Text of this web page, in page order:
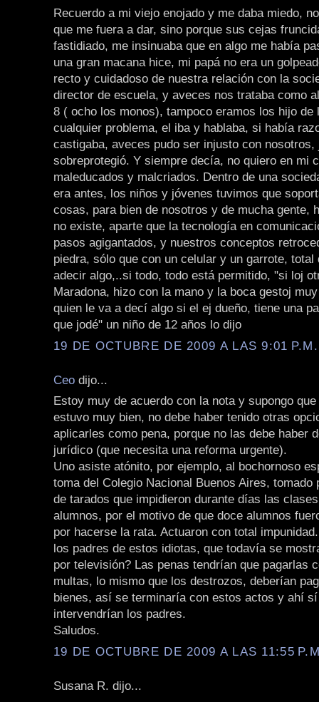
Recuerdo a mi viejo enojado y me daba miedo,
que me fuera a dar, sino porque sus cejas
fastidiado, me insinuaba que en algo me había
una gran macana hice, mi papá no era un
recto y cuidadoso de nuestra relación con la
director de escuela, y aveces nos trataba como
8 ( ocho los monos), tampoco eramos los hijo de
cualquier problema, el iba y hablaba, si había
castigaba, aveces pudo ser injusto con nosotros,
sobreprotegió. Y siempre decía, no quiero en mi
maleducados y malcriados. Dentro de una
era antes, los niños y jóvenes tuvimos que
cosas, para bien de nosotros y de mucha gente,
no existe, aparte que la tecnología en
pasos agigantados, y nuestros conceptos
piedra, sólo que con un celular y un garrote, total
adecir algo,..si todo, todo está permitido, "si loj
Maradona, hizo con la mano y la boca gestoj
quien le va a decí algo si el ej dueño, tiene una
que jodé" un niño de 12 años lo dijo
19 DE OCTUBRE DE 2009 A LAS 9:01 P.M.
Ceo dijo...
Estoy muy de acuerdo con la nota y supongo
estuvo muy bien, no debe haber tenido otras
aplicarles como pena, porque no las debe haber
jurídico (que necesita una reforma urgente).
Uno asiste atónito, por ejemplo, al bochornoso
toma del Colegio Nacional Buenos Aires, tomado
de tarados que impidieron durante días las
alumnos, por el motivo de que doce alumnos
por hacerse la rata. Actuaron con total
los padres de estos idiotas, que todavía se
por televisión? Las penas tendrían que pagarlas
multas, lo mismo que los destrozos, deberían
bienes, así se terminaría con estos actos y ahí
intervendrían los padres.
Saludos.
19 DE OCTUBRE DE 2009 A LAS 11:55
Susana R. dijo...